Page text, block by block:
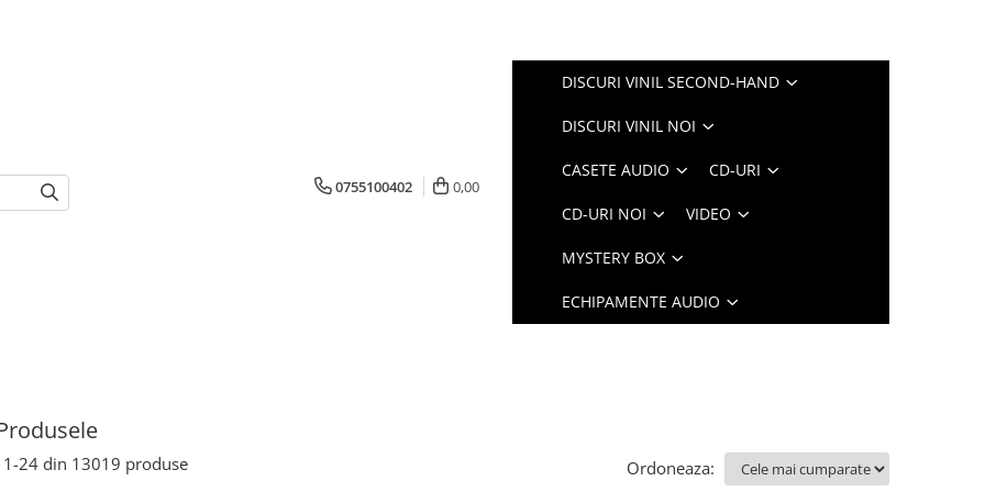
0755100402 0,00
DISCURI VINIL SECOND-HAND
DISCURI VINIL NOI
CASETE AUDIO CD-URI
CD-URI NOI VIDEO
MYSTERY BOX
ECHIPAMENTE AUDIO
1-24 din 13019 produse Ordoneaza: